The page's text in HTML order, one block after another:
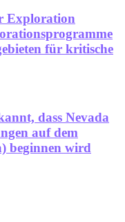
Exploration
für kritische
dass Nevada
auf dem
beginnen wird